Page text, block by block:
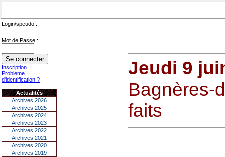
Login/speudo :
Mot de Passe :
Inscription
Problème
d'identification ?
Actualités
Archives 2026
Archives 2025
Archives 2024
Archives 2023
Archives 2022
Archives 2021
Archives 2020
Archives 2019
Jeudi 9
Bagnères-
faits